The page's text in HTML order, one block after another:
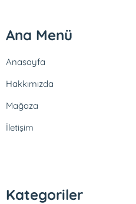
Ana Menü
Anasayfa
Hakkımızda
Mağaza
İletişim
Kategoriler